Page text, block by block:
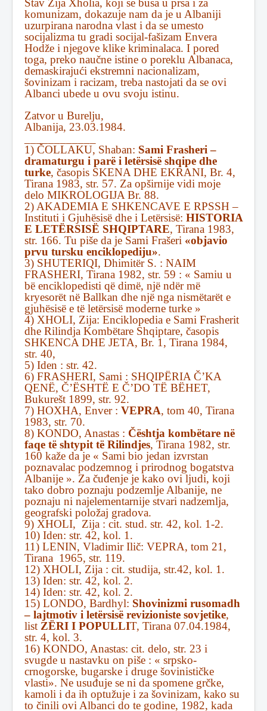
komunizam, dokazuje nam da je u Albaniji
uzurpirana narodna vlast i da se umesto
socijalizma tu gradi socijal-fašizam Envera
Hodže i njegove klike kriminalaca. I pored
toga, preko naučne istine o poreklu Albanaca,
demaskirajući ekstremni nacionalizam,
šovinizam i racizam, treba nastojati da se ovi
Albanci ubede u ovu svoju istinu.
Zatvor u Burelju,
Albanija, 23.03.1984.
1) ČOLLAKU, Shaban: Sami Frasheri –
dramaturgu i parë i letërsisë shqipe dhe
turke, časopis SKENA DHE EKRANI, Br. 4,
Tirana 1983, str. 57. Za opširnije vidi moje
delo MIKROLOGIJA Br. 88.
2) AKADEMIA E SHKENCAVE E RPSSH –
Instituti i Gjuhësisë dhe i Letërsisë: HISTORIA
E LETËRSISË SHQIPTARE, Tirana 1983,
str. 166. Tu piše da je Sami Frašeri «objavio
prvu tursku enciklopediju».
3) SHUTERIQI, Dhimitër S. : NAIM
FRASHERI, Tirana 1982, str. 59 : « Samiu u
bë enciklopedisti që dimë, një ndër më
kryesorët në Ballkan dhe një nga nismëtarët e
gjuhësisë e të letërsisë moderne turke »
4) XHOLI, Zija: Enciklopedia e Sami Frasherit
dhe Rilindja Kombëtare Shqiptare, časopis
SHKENCA DHE JETA, Br. 1, Tirana 1984,
str. 40,
5) Iden : str. 42.
6) FRASHERI, Sami : SHQIPËRIA Č’KA
QENË, Č’ËSHTË E Č’DO TË BËHET,
Bukurešt 1899, str. 92.
7) HOXHA, Enver : VEPRA, tom 40, Tirana
1983, str. 70.
8) KONDO, Anastas : Čështja kombëtare në
faqe të shtypit të Rilindjes, Tirana 1982, str.
160 kaže da je « Sami bio jedan izvrstan
poznavalac podzemnog i prirodnog bogatstva
Albanije ». Za čuđenje je kako ovi ljudi, koji
tako dobro poznaju podzemlje Albanije, ne
poznaju ni najelementarnije stvari nadzemlja,
geografski položaj gradova.
9) XHOLI, Zija : cit. stud. str. 42, kol. 1-2.
10) Iden: str. 42, kol. 1.
11) LENIN, Vladimir Ilič: VEPRA, tom 21,
Tirana 1965, str. 119.
12) XHOLI, Zija : cit. studija, str.42, kol. 1.
13) Iden: str. 42, kol. 2.
14) Iden: str. 42, kol. 2.
15) LONDO, Bardhyl: Shovinizmi rusomadh
– lajtmotiv i letërsisë revizioniste sovjetike,
list ZËRI I POPULLIT, Tirana 07.04.1984,
str. 4, kol. 3.
16) KONDO, Anastas: cit. delo, str. 23 i
svugde u nastavku on piše : « srpsko-
crnogorske, bugarske i druge šovinističke
vlasti». Ne usuđuje se ni da spomene grčke,
kamoli i da ih optužuje i za šovinizam, kako su
to činili ovi Albanci do te godine, 1982, kada